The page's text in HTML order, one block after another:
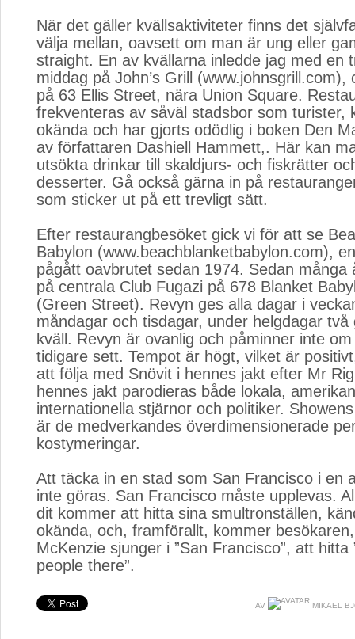
När det gäller kvällsaktiviteter finns det
välja mellan, oavsett om man är ung eller
straight. En av kvällarna inledde jag med en
middag på John’s Grill (www.johnsgrill.com),
på 63 Ellis Street, nära Union Square.
frekventeras av såväl stadsbor som turister,
okända och har gjorts odödlig i boken Den
av författaren Dashiell Hammett,. Här kan
utsökta drinkar till skaldjurs- och fiskrätter
desserter. Gå också gärna in på
som sticker ut på ett trevligt sätt.
Efter restaurangbesöket gick vi för att se
Babylon (www.beachblanketbabylon.com),
pågått oavbrutet sedan 1974. Sedan många
på centrala Club Fugazi på 678 Blanket
(Green Street). Revyn ges alla dagar i
måndagar och tisdagar, under helgdagar två
kväll. Revyn är ovanlig och påminner inte
tidigare sett. Tempot är högt, vilket är
att följa med Snövit i hennes jakt efter Mr
hennes jakt parodieras både lokala,
internationella stjärnor och politiker.
är de medverkandes överdimensionerade
kostymeringar.
Att täcka in en stad som San Francisco i en
inte göras. San Francisco måste upplevas.
dit kommer att hitta sina smultronställen,
okända, och, framförallt, kommer
McKenzie sjunger i ”San Francisco”, att hitta
people there”.
AV MIKAEL